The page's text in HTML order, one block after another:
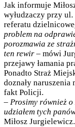
Jak informuje
wyłudzaczy przy
referatu
problem na
porozmawia ze
ten rewir – mówi
przejawy łamania
Ponadto Straż
doznały naruszenia
fakt Policji.
– Prosimy również o
udziałem tych
Miłosz Jurgielewicz.